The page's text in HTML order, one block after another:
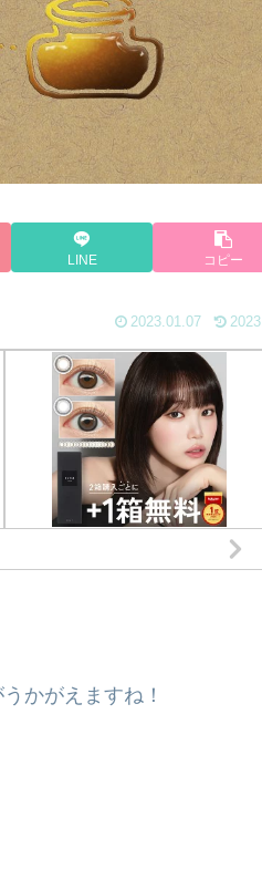
LINE コピー
2023.01.07
かがえますね！